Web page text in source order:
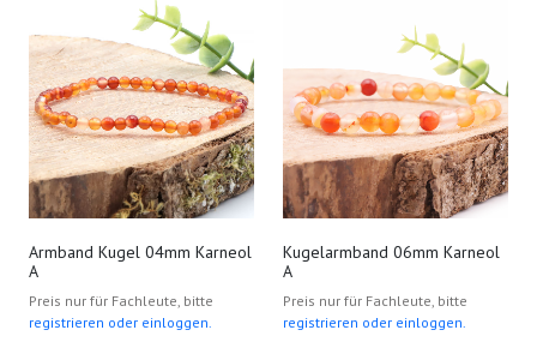
Armband Kugel 04mm Karneol
A
Preis nur für Fachleute, bitte
registrieren oder einloggen.
Kugelarmband 06mm Karneol
A
Preis nur für Fachleute, bitte
registrieren oder einloggen.